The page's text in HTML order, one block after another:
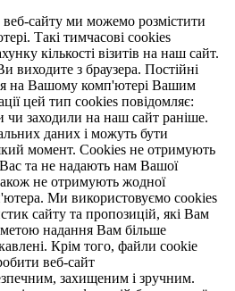
сайту ми можемо розмістити
Такі тимчасові cookies
кількості візитів на наш сайт.
виходите з браузера. Постійні
на Вашому комп'ютері Вашим
цей тип cookies повідомляє:
чи заходили на наш сайт раніше.
даних і можуть бути
момент. Сookies не отримують
Вас та не надають нам Вашої
не отримують жодної
Ми використовуємо cookies
сайту та пропозицій, які Вам
надання Вам більше
Крім того, файли cookie
веб-сайт
захищеним і зручним.